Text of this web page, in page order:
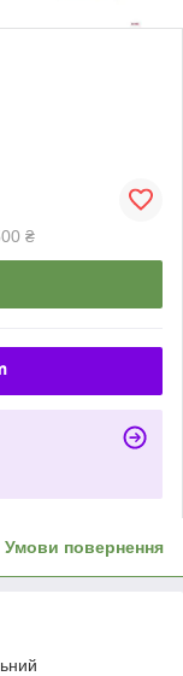
₴
Умови повернення